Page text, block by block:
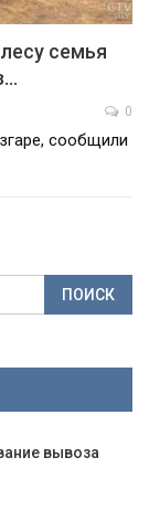
семья
0
сообщили
вывоза